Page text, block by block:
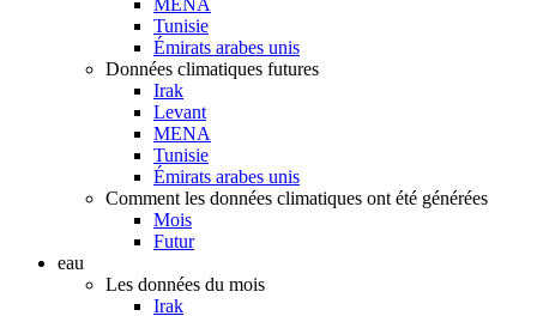
MENA
Tunisie
Émirats arabes unis
Données climatiques futures
Irak
Levant
MENA
Tunisie
Émirats arabes unis
Comment les données climatiques ont été générées
Mois
Futur
eau
Les données du mois
Irak